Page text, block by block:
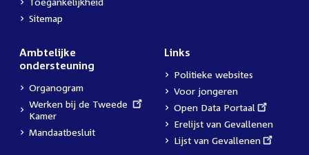
Sitemap
Ambtelijke
ondersteuning
Organogram
External
link:
Werken bij de Tweede
Kamer
Mandaatbesluit
Links
Politieke websites
Voor jongeren
External
link:
Open Data Portaal
Erelijst van Gevallenen
External
Lijst van Gevallenen